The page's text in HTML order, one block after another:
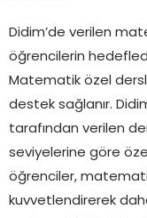
Didim’de verilen
öğrencilerin
Matematik özel
destek sağlanır.
tarafından verilen
seviyelerine göre
öğrenciler,
kuvvetlendirerek